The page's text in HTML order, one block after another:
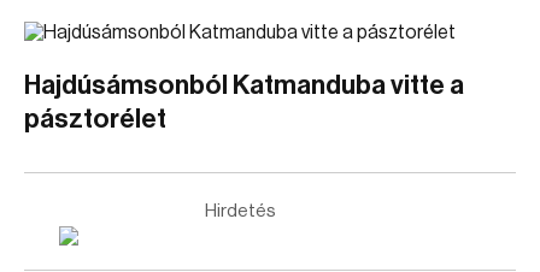
Hajdúsámsonból Katmanduba vitte a
pásztorélet
Hirdetés